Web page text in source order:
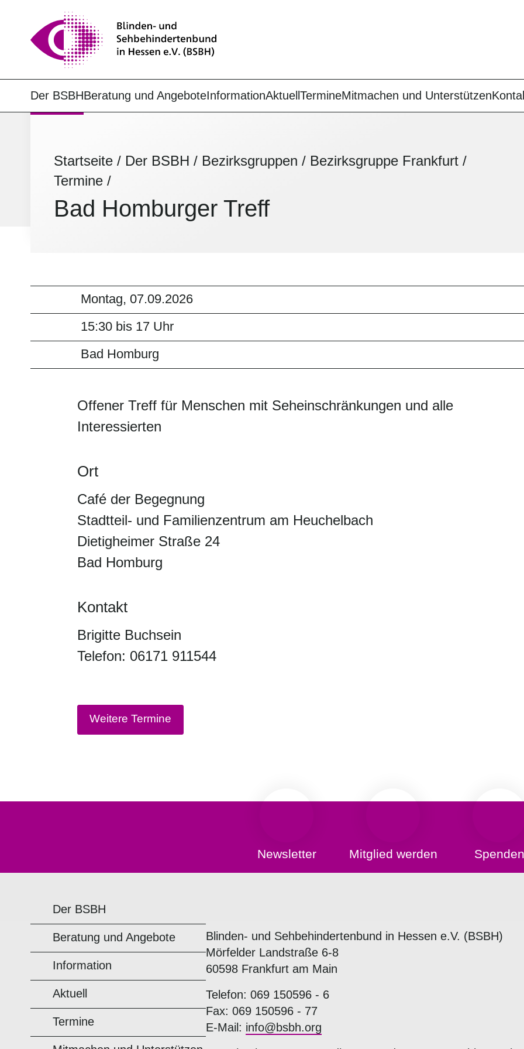
Der BSBHBeratung und AngeboteInformationAktuell TermineMitmachen und Unterstützen
Startseite / Der BSBH / Bezirksgruppen / Bezirksgruppe Frankfurt /
Termine /
Bad Homburger Treff
Montag, 07.09.2026
15:30 bis 17 Uhr
Bad Homburg
Offener Treff für Menschen mit Seheinschränkungen und alle
Interessierten
Ort
Café der Begegnung
Stadtteil- und Familienzentrum am Heuchelbach
Dietigheimer Straße 24
Bad Homburg
Kontakt
Brigitte Buchsein
Telefon: 06171 911544
Weitere Termine
Newsletter Mitglied werden Spenden
Der BSBH
Beratung und Angebote
Information
Aktuell
Termine
Blinden- und Sehbehindertenbund in Hessen e.V. (BSBH)
Mörfelder Landstraße 6-8
60598 Frankfurt am Main
Telefon: 069 150596 - 6
Fax: 069 150596 - 77
E-Mail: info@bsbh.org